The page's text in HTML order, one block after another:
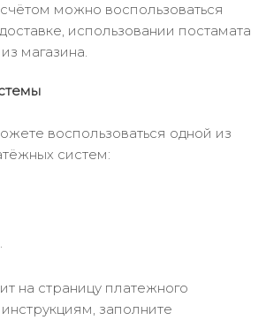
можно воспользоваться
использовании постамата
магазина.
воспользоваться одной из
систем:
на страницу платежного
заполните